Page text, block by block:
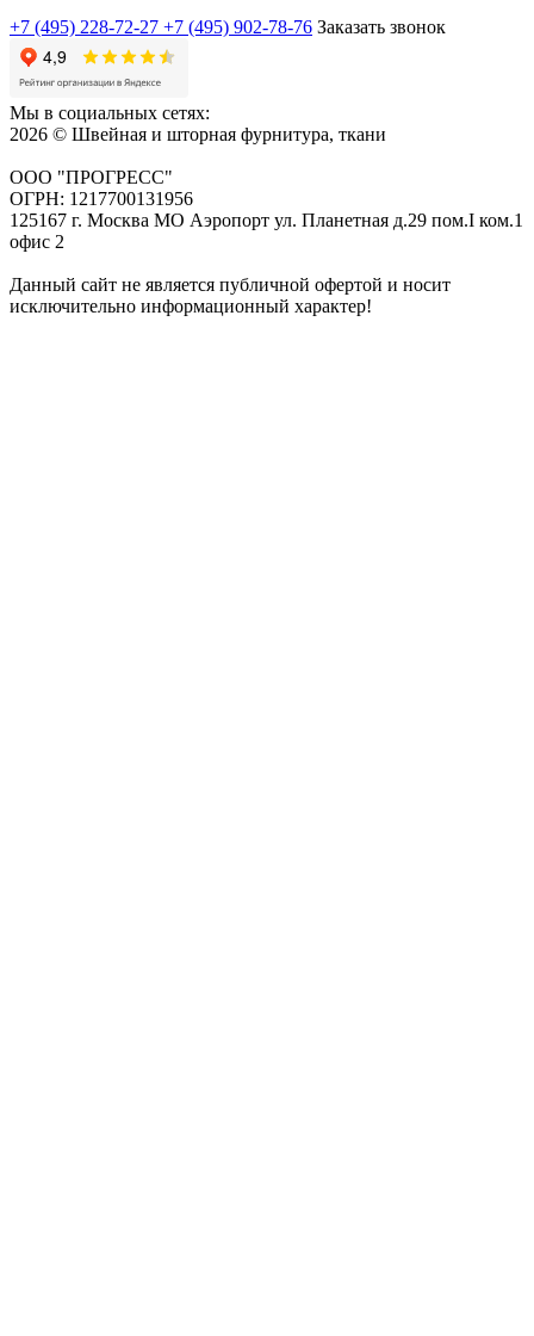
+7 (495) 228-72-27 +7 (495) 902-78-76 Заказать звонок
Мы в социальных сетях:
2026 © Швейная и шторная фурнитура, ткани
ООО "ПРОГРЕСС"
ОГРН: 1217700131956
125167 г. Москва МО Аэропорт ул. Планетная д.29 пом.I ком.1
офис 2
Данный сайт не является публичной офертой и носит
исключительно информационный характер!